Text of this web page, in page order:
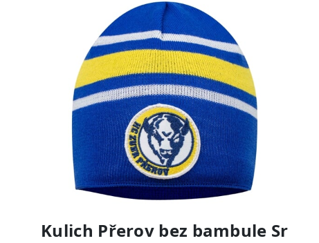
Kulich Přerov bez bambule Sr